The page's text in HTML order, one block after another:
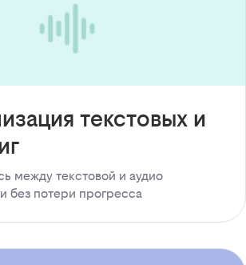
текстовых и
между текстовой и аудио
без потери прогресса